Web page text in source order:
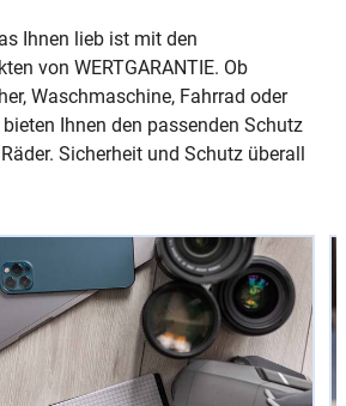
Ihnen lieb ist mit den
von WERTGARANTIE. Ob
Waschmaschine, Fahrrad oder
Ihnen den passenden Schutz
Sicherheit und Schutz überall